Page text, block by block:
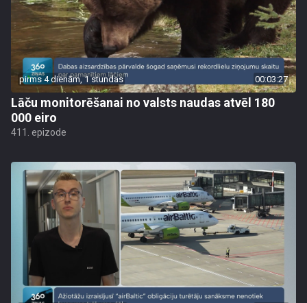
pirms 4 dienām, 1 stundas 00:03:27
Lāču monitorēšanai no valsts naudas atvēl 180
000 eiro
411. epizode